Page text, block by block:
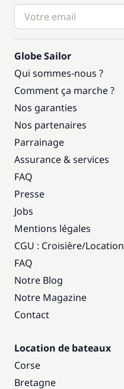
Globe Sailor
Qui sommes-nous ?
Comment ça marche ?
Nos garanties
Nos partenaires
Parrainage
Assurance & services
FAQ
Presse
Jobs
Mentions légales
CGU : Croisière/Location
FAQ
Notre Blog
Notre Magazine
Contact
Location de bateaux
Corse
Bretagne